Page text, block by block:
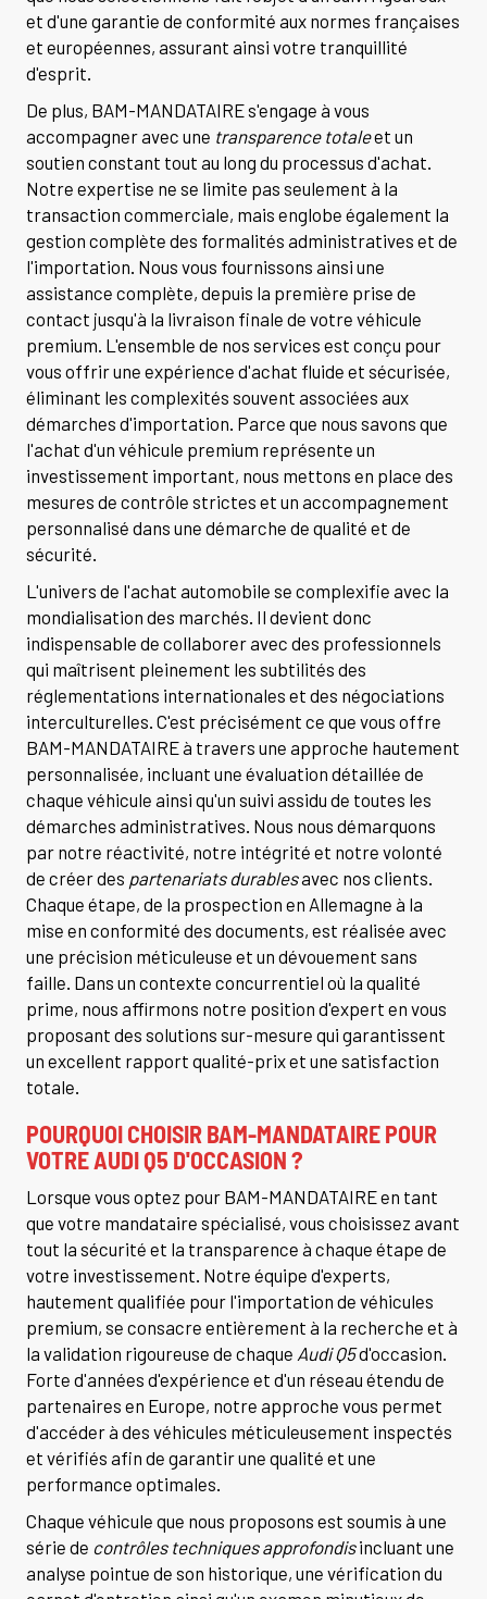
et d'une garantie de conformité aux normes françaises
et européennes, assurant ainsi votre tranquillité
d'esprit.
De plus, BAM-MANDATAIRE s'engage à vous
accompagner avec une transparence totaleet un
soutien constant tout au long du processus d'achat.
Notre expertise ne se limite pas seulement à la
transaction commerciale, mais englobe également la
gestion complète des formalités administratives et de
l'importation. Nous vous fournissons ainsi une
assistance complète, depuis la première prise de
contact jusqu'à la livraison finale de votre véhicule
premium. L'ensemble de nos services est conçu pour
vous offrir une expérience d'achat fluide et sécurisée,
éliminant les complexités souvent associées aux
démarches d'importation. Parce que nous savons que
l'achat d'un véhicule premium représente un
investissement important, nous mettons en place des
mesures de contrôle strictes et un accompagnement
personnalisé dans une démarche de qualité et de
sécurité.
L'univers de l'achat automobile se complexifie avec la
mondialisation des marchés. Il devient donc
indispensable de collaborer avec des professionnels
qui maîtrisent pleinement les subtilités des
réglementations internationales et des négociations
interculturelles. C'est précisément ce que vous offre
BAM-MANDATAIRE à travers une approche hautement
personnalisée, incluant une évaluation détaillée de
chaque véhicule ainsi qu'un suivi assidu de toutes les
démarches administratives. Nous nous démarquons
par notre réactivité, notre intégrité et notre volonté
de créer des partenariats durablesavec nos clients.
Chaque étape, de la prospection en Allemagne à la
mise en conformité des documents, est réalisée avec
une précision méticuleuse et un dévouement sans
faille. Dans un contexte concurrentiel où la qualité
prime, nous affirmons notre position d'expert en vous
proposant des solutions sur-mesure qui garantissent
un excellent rapport qualité-prix et une satisfaction
totale.
POURQUOI CHOISIR BAM-MANDATAIRE POUR
VOTRE AUDI Q5 D'OCCASION ?
Lorsque vous optez pour BAM-MANDATAIRE en tant
que votre mandataire spécialisé, vous choisissez avant
tout la sécurité et la transparence à chaque étape de
votre investissement. Notre équipe d'experts,
hautement qualifiée pour l'importation de véhicules
premium, se consacre entièrement à la recherche et à
la validation rigoureuse de chaque Audi Q5d'occasion.
Forte d'années d'expérience et d'un réseau étendu de
partenaires en Europe, notre approche vous permet
d'accéder à des véhicules méticuleusement inspectés
et vérifiés afin de garantir une qualité et une
performance optimales.
Chaque véhicule que nous proposons est soumis à une
série de contrôles techniques approfondisincluant une
analyse pointue de son historique, une vérification du